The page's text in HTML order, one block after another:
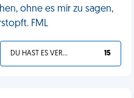
ohne es mir zu sagen,
FML
DU HAST ES VERDIENT 15